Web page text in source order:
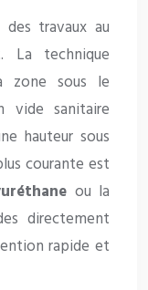
travaux au
La technique
zone sous le
vide sanitaire
hauteur sous
courante est
ou la
directement
rapide et